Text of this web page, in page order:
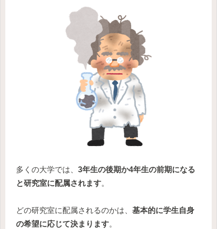
多くの大学では、 3年生の後期か4年生の前期になる
と研究室に配属されます。
どの研究室に配属されるのかは、 基本的に学生自身
の希望に応じて決まります。